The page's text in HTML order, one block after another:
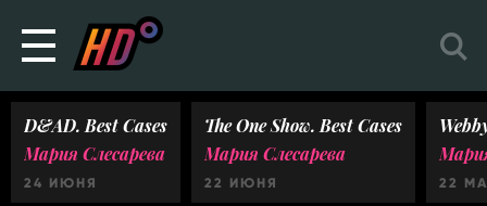
D&AD. Best Cases
Мария Слесарева
24 ИЮНЯ
The One Show. Best Cases
Мария Слесарева
22 ИЮНЯ 22